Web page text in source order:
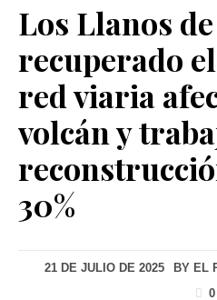
Los Llanos
recuperado el
red viaria
volcán y
30%
21 DE JULIO DE 2025 BY EL
0